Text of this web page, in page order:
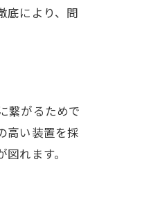
底により、問
繋がるためで
高い装置を採
れます。